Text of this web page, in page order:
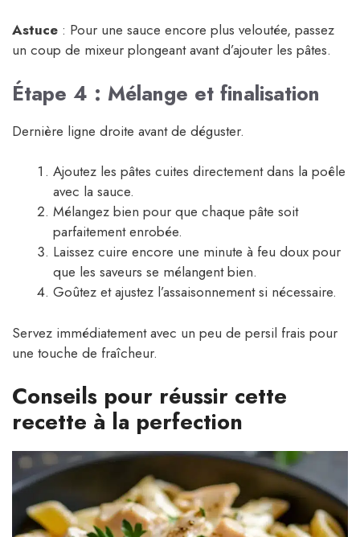
Astuce : Pour une sauce encore plus veloutée, passez
un coup de mixeur plongeant avant d’ajouter les pâtes.
Étape 4 : Mélange et finalisation
Dernière ligne droite avant de déguster.
Ajoutez les pâtes cuites directement dans la poêle
avec la sauce.
Mélangez bien pour que chaque pâte soit
parfaitement enrobée.
Laissez cuire encore une minute à feu doux pour
que les saveurs se mélangent bien.
Goûtez et ajustez l’assaisonnement si nécessaire.
Servez immédiatement avec un peu de persil frais pour
une touche de fraîcheur.
Conseils pour réussir cette
recette à la perfection